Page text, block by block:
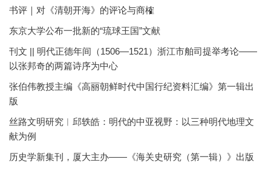
书评｜对《清朝开海》的评论与商榷
东京大学公布一批新的“琉球王国”文献
刊文 || 明代正德年间（1506—1521）浙江市舶司提举考论——
以张邦奇的两篇诗序为中心
张伯伟教授主编《高丽朝鲜时代中国行纪资料汇编》第一辑出
版
丝路文明研究︱邱轶皓：明代的中亚视野：以三种明代地理文
献为例
历史学新集刊，厦大主办——《海关史研究（第一辑）》出版